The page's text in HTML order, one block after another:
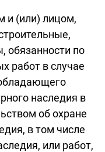
и (или) лицом,
обязанности по
работ в случае
наследия в
об охране
в том числе
или работ,